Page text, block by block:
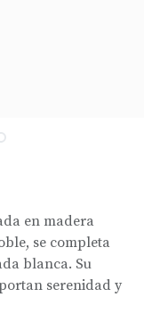
en madera
se completa
blanca. Su
serenidad y